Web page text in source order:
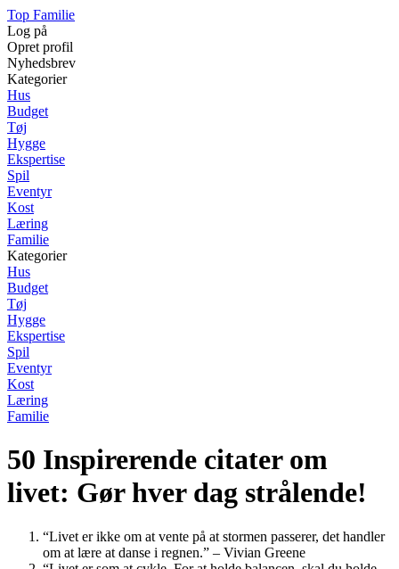
Top Familie
Log på
Opret profil
Nyhedsbrev
Kategorier
Hus
Budget
Tøj
Hygge
Ekspertise
Spil
Eventyr
Kost
Læring
Familie
Kategorier
Hus
Budget
Tøj
Hygge
Ekspertise
Spil
Eventyr
Kost
Læring
Familie
50 Inspirerende citater om
livet: Gør hver dag strålende!
“Livet er ikke om at vente på at stormen passerer, det handler
om at lære at danse i regnen.” – Vivian Greene